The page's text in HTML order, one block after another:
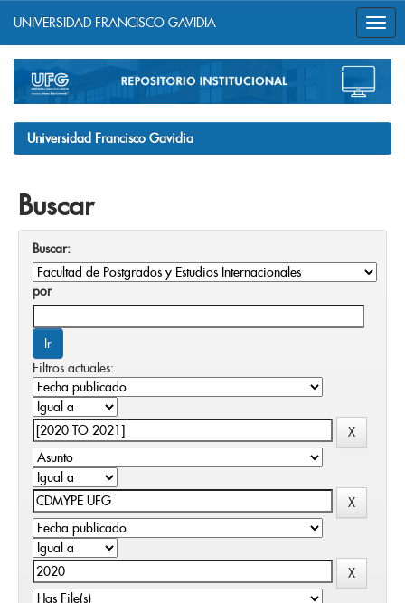
navigation
UNIVERSIDAD FRANCISCO GAVIDIA
Universidad Francisco Gavidia
Buscar
Buscar:
por
Filtros actuales: